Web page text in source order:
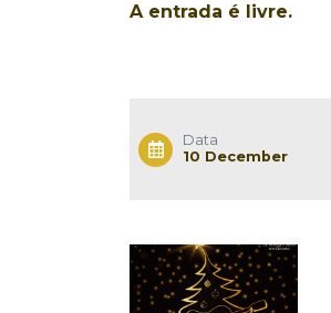
A entrada é livre.
Data
10 December